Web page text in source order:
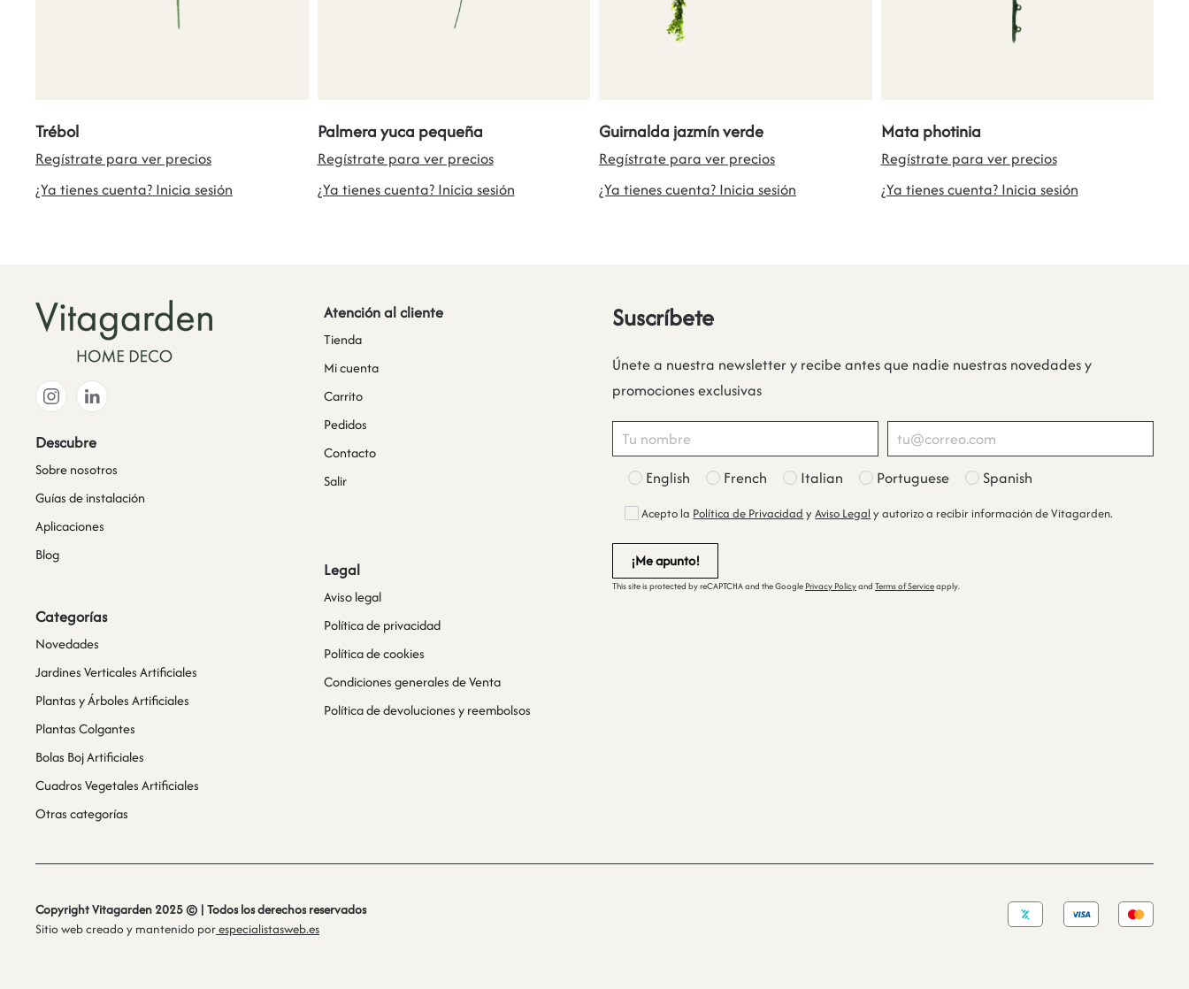
Trébol
Regístrate para ver precios
¿Ya tienes cuenta? Inicia sesión
Palmera yuca pequeña
Regístrate para ver precios
¿Ya tienes cuenta? Inicia sesión
Guirnalda jazmín verde
Regístrate para ver precios
¿Ya tienes cuenta? Inicia sesión
Mata photinia
Regístrate para ver precios
¿Ya tienes cuenta? Inicia sesión
Descubre
Sobre nosotros
Guías de instalación
Aplicaciones
Blog
Categorías
Novedades
Jardines Verticales Artificiales
Plantas y Árboles Artificiales
Plantas Colgantes
Bolas Boj Artificiales
Cuadros Vegetales Artificiales
Otras categorías
Atención al cliente
Tienda
Mi cuenta
Carrito
Pedidos
Contacto
Salir
Legal
Aviso legal
Política de privacidad
Política de cookies
Condiciones generales de Venta
Política de devoluciones y reembolsos
Suscríbete
Únete a nuestra newsletter y recibe antes que nadie nuestras novedades y
promociones exclusivas
English French Italian Portuguese Spanish
Acepto la Política de Privacidad yAviso Legal y autorizo a recibir información de Vitagarden.
This site is protected by reCAPTCHA and the Google Privacy Policyand Terms of Serviceapply.
Copyright Vitagarden 2025 © | Todos los derechos reservados
Sitio web creado y mantenido porespecialistasweb.es